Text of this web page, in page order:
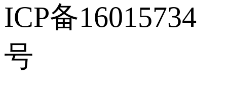
ICP备16015734
号